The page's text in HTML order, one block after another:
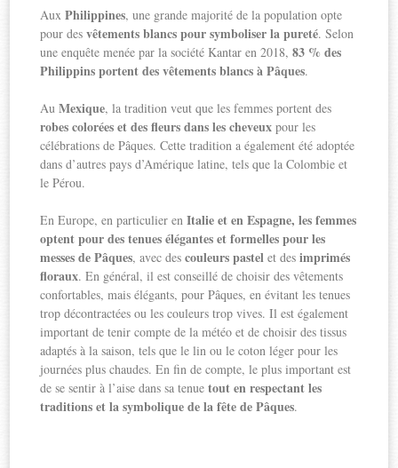
AuxPhilippines, une grande majorité de la population opte
pour desvêtements blancs pour symboliser la pureté. Selon
une enquête menée par la société Kantar en 2018,83 % des
Philippins portent des vêtements blancs à Pâques.
AuMexique, la tradition veut que les femmes portent des
robes colorées et des fleurs dans les cheveux pour les
célébrations de Pâques. Cette tradition a également été adoptée
dans d’autres pays d’Amérique latine, tels que la Colombie et
le Pérou.
En Europe, en particulier enItalie et en Espagne, les femmes
optent pour des tenues élégantes et formelles pour les
messes de Pâques, avec descouleurs pastel et desimprimés
floraux. En général, il est conseillé de choisir des vêtements
confortables, mais élégants, pour Pâques, en évitant les tenues
trop décontractées ou les couleurs trop vives. Il est également
important de tenir compte de la météo et de choisir des tissus
adaptés à la saison, tels que le lin ou le coton léger pour les
journées plus chaudes. En fin de compte, le plus important est
de se sentir à l’aise dans sa tenuetout en respectant les
traditions et la symbolique de la fête de Pâques.